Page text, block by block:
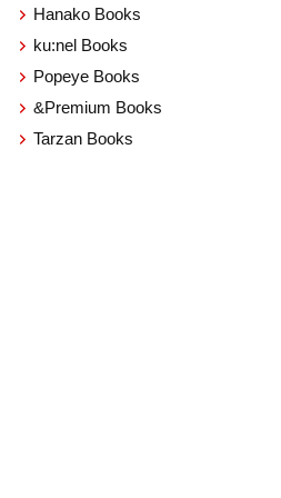
Hanako Books
ku:nel Books
Popeye Books
&Premium Books
Tarzan Books